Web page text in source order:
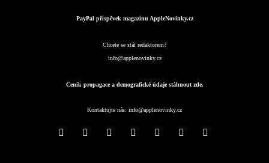
PayPal příspěvek magazínu AppleNovinky.cz
Chcete se stát redaktorem?
info@applenovinky.cz
Ceník propagace a demografické údaje stáhnout zde.
Kontaktujte nás: info@applenovinky.cz